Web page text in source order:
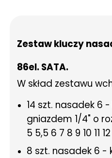
Zestaw kluczy
86el. SATA.
W skład zestawu
14 szt. nasadek 6
gniazdem 1/4" o
5 5,5 6 7 8 9 10 11
8 szt. nasadek 6 -